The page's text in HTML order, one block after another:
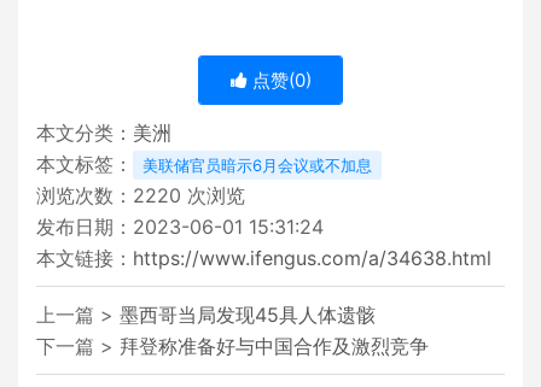
点赞(0)
本文分类： 美洲
本文标签：
美联储官员暗示6月会议或不加息
浏览次数： 2220 次浏览
发布日期：2023-06-01 15:31:24
本文链接： https://www.ifengus.com/a/34638.html
上一篇 > 墨西哥当局发现45具人体遗骸
下一篇 > 拜登称准备好与中国合作及激烈竞争